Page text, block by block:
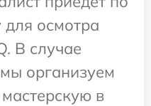
осмотра
В случае
организуем
в